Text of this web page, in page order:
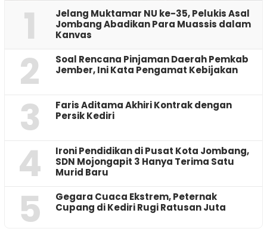
1
Jelang Muktamar NU ke-35, Pelukis Asal
Jombang Abadikan Para Muassis dalam
Kanvas
2
‎Soal Rencana Pinjaman Daerah Pemkab
Jember, Ini Kata Pengamat Kebijakan ‎
3
Faris Aditama Akhiri Kontrak dengan
Persik Kediri
4
Ironi Pendidikan di Pusat Kota Jombang,
SDN Mojongapit 3 Hanya Terima Satu
Murid Baru
5
‎Gegara Cuaca Ekstrem, Peternak
Cupang di Kediri Rugi Ratusan Juta